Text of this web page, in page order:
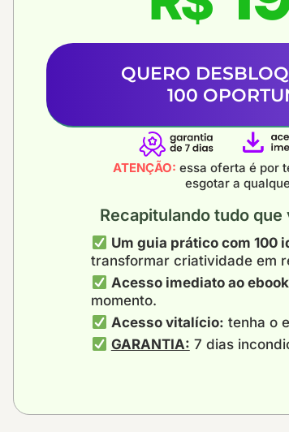
QUERO
100
ATENÇÃO: essa oferta é por
esgotar a
Recapitulando tudo
Um guia prático com 100
transformar criatividade em
Acesso imediato ao ebook
momento.
Acesso vitalício: tenha o
GARANTIA: 7 dias